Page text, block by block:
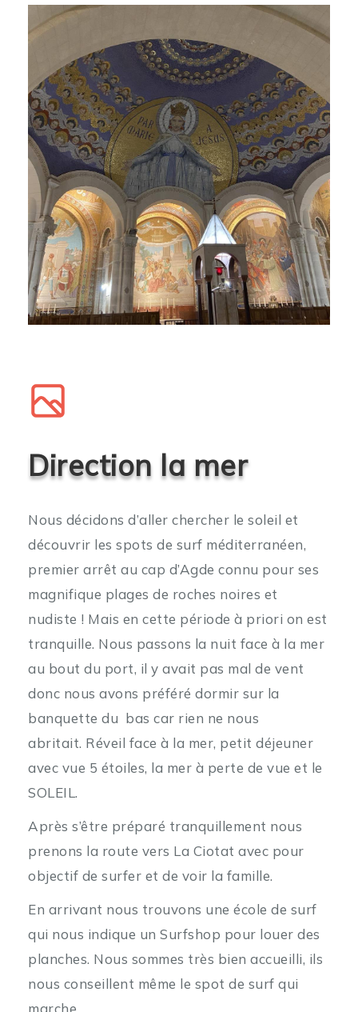
Direction la mer
Nous décidons d’aller chercher le soleil et
découvrir les spots de surf méditerranéen,
premier arrêt au cap d’Agde connu pour ses
magnifique plages de roches noires et
nudiste ! Mais en cette période à priori on est
tranquille. Nous passons la nuit face à la mer
au bout du port, il y avait pas mal de vent
donc nous avons préféré dormir sur la
banquette du bas car rien ne nous
abritait. Réveil face à la mer, petit déjeuner
avec vue 5 étoiles, la mer à perte de vue et le
SOLEIL.
Après s’être préparé tranquillement nous
prenons la route vers La Ciotat avec pour
objectif de surfer et de voir la famille.
En arrivant nous trouvons une école de surf
qui nous indique un Surfshop pour louer des
planches. Nous sommes très bien accueilli, ils
nous conseillent même le spot de surf qui
marche.